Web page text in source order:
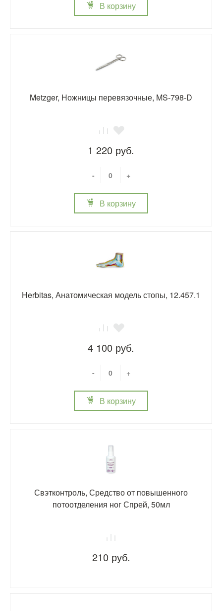
В корзину
Metzger, Ножницы перевязочные, MS-798-D
1 220 руб.
- +
В корзину
Herbitas, Анатомическая модель стопы, 12.457.1
4 100 руб.
- +
В корзину
Свэтконтроль, Средство от повышенного
потоотделения ног Спрей, 50мл
210 руб.